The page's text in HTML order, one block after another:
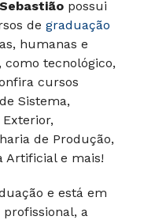
possui
de graduação
humanas e
como tecnológico,
cursos
Sistema,
de Produção,
Artificial e mais!
e está em
a